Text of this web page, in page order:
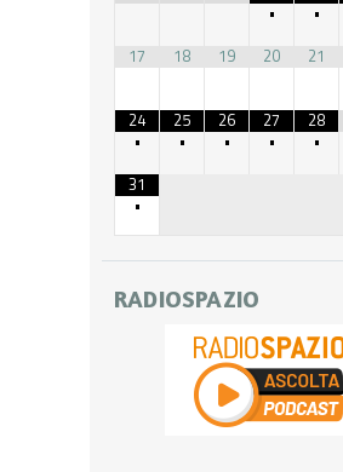
•
•
17
18 19 20 21
24
•
25
•
26
•
27
•
28
•
31
•
RADIOSPAZIO